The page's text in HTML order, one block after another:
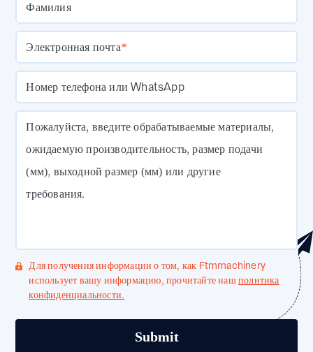
Фамилия
Электронная почта*
Номер телефона или WhatsApp
Пожалуйста, введите обрабатываемые материалы,
ожидаемую производительность, размер подачи
(мм), выходной размер (мм) или другие
требования.
Для получения информации о том, как Ftmmachinery
использует вашу информацию, прочитайте нашполитика
конфиденциальности.